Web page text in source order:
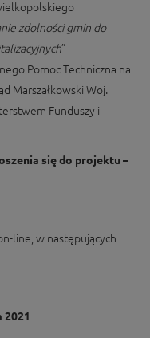
zdolności gmin do
”
Pomoc Techniczna na
Marszałkowski Woj.
Funduszy i
się do projektu –
line, w następujących
2021